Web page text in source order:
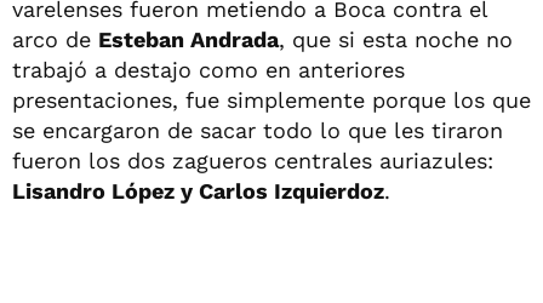
varelenses fueron metiendo a Boca contra el
arco de Esteban Andrada, que si esta noche no
trabajó a destajo como en anteriores
presentaciones, fue simplemente porque los que
se encargaron de sacar todo lo que les tiraron
fueron los dos zagueros centrales auriazules:
Lisandro López y Carlos Izquierdoz.